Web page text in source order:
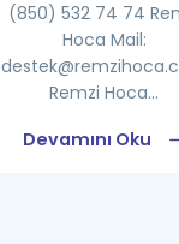
(850) 532 74 74
Hoca Mail:
Remzi Hoca...
Devamını Oku